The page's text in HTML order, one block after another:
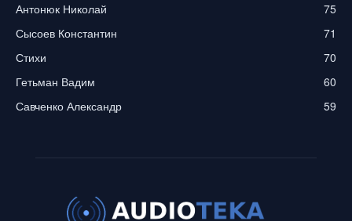
Антонюк Николай
75
Сысоев Константин
71
Стихи
70
Гетьман Вадим
60
Савченко Александр
59